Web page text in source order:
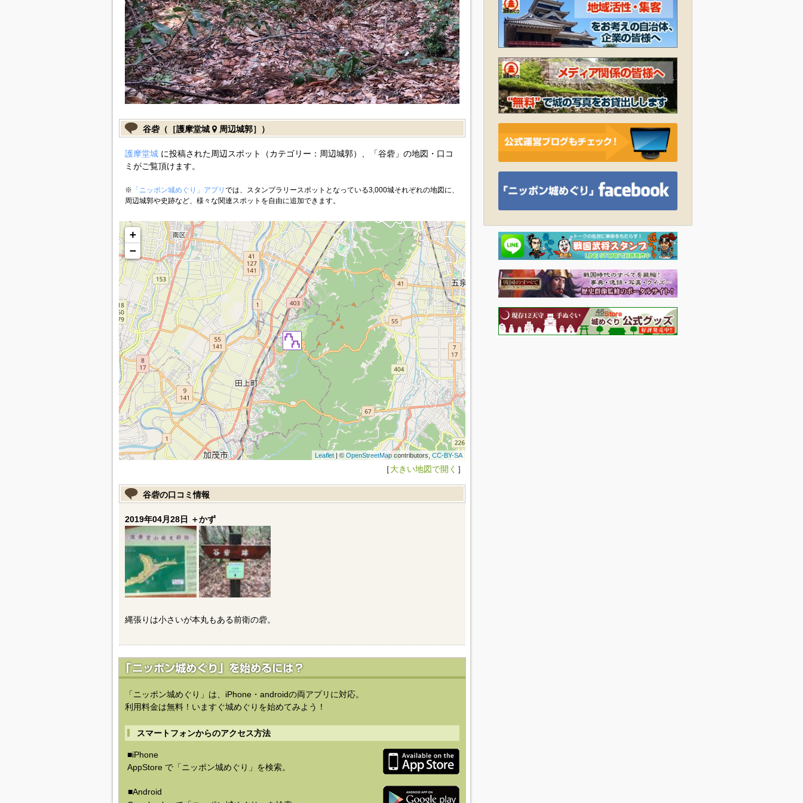
谷砦（［護摩堂城 周辺城郭］）
護摩堂城に投稿された周辺スポット（カテゴリー：周辺城郭）、「谷砦」の地図・口コ
ミがご覧頂けます。
※ 「ニッポン城めぐり」アプリ では、スタンプラリースポットとなっている3,000城それぞれの地図に、
周辺城郭や史跡など、様々な関連スポットを自由に追加できます。
+
−
Leaflet| © OpenStreetMapcontributors, CC-BY-SA
［大きい地図で開く ］
谷砦の口コミ情報
2019年04月28日 ＋かず
縄張りは小さいが本丸もある前衛の砦。
「ニッポン城めぐり」は、iPhone・androidの両アプリに対応。
利用料金は無料！いますぐ城めぐりを始めてみよう！
スマートフォンからのアクセス方法
■iPhone
AppStore で「ニッポン城めぐり」を検索。
■Android